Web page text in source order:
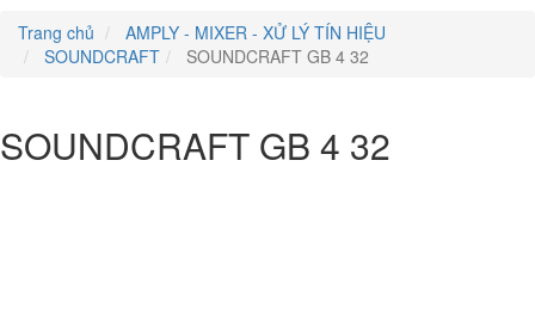
Trang chủ
AMPLY - MIXER - XỬ LÝ TÍN HIỆU
SOUNDCRAFT
SOUNDCRAFT GB 4 32
SOUNDCRAFT GB 4 32